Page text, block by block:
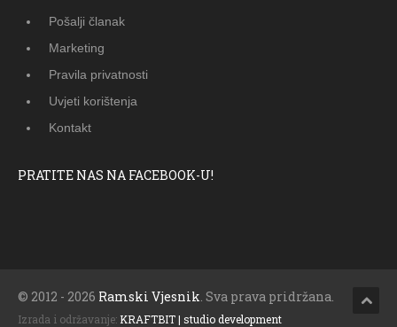
Pošalji članak
Marketing
Pravila privatnosti
Uvjeti korištenja
Kontakt
PRATITE NAS NA FACEBOOK-U!
© 2012 - 2026 Ramski Vjesnik . Sva prava pridržana.
Izrada i održavanje: KRAFTBIT | studio development